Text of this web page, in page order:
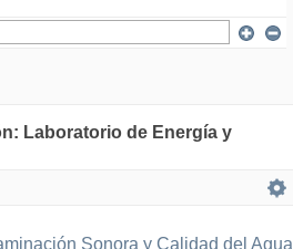
Laboratorio de Energía y
Sonora y Calidad del Agua